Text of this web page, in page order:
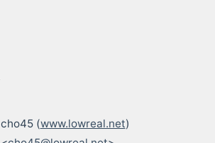
cho45 (www.lowreal.net)